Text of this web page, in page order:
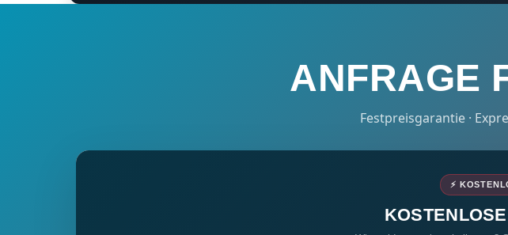
ANFRAGE
Festpreisgarantie ·
⚡